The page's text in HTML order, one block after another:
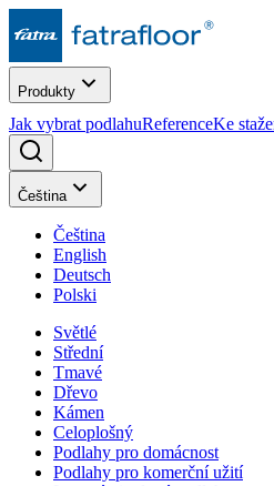
Produkty
Jak vybrat podlahuReferenceKe
Čeština
Čeština
English
Deutsch
Polski
Světlé
Střední
Tmavé
Dřevo
Kámen
Celoplošný
Podlahy pro domácnost
Podlahy pro komerční užití